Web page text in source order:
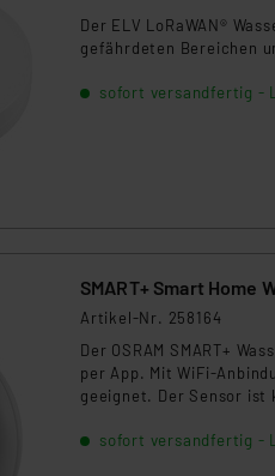
Impressum|
Der ELV LoRaWAN®
gefährdeten Bereichen
sofort versandfertig -
SMART+ Smart Home
Artikel-Nr. 258164
Der OSRAM SMART+
per App. Mit WiFi-
geeignet. Der Sensor ist
sofort versandfertig -